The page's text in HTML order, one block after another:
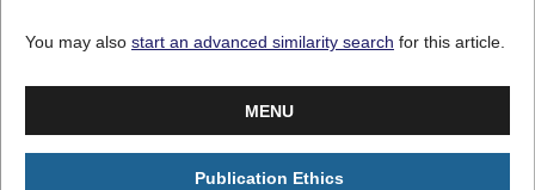
You may also start an advanced similarity search for this article.
MENU
Publication Ethics